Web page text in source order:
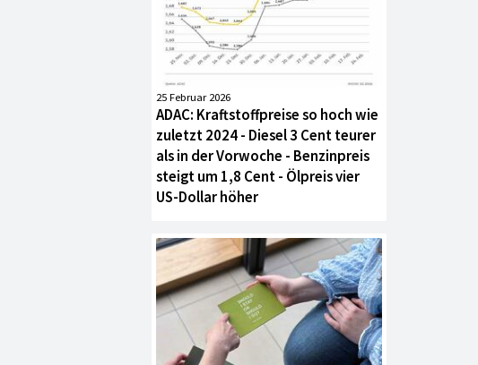
25 Februar 2026
ADAC: Kraftstoffpreise so hoch wie
zuletzt 2024 - Diesel 3 Cent teurer
als in der Vorwoche - Benzinpreis
steigt um 1,8 Cent - Ölpreis vier
US-Dollar höher